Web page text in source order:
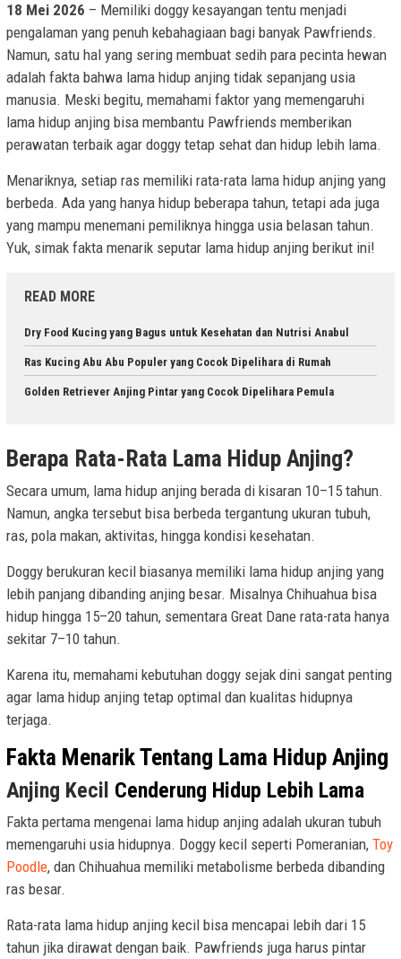
18 Mei 2026 – Memiliki doggy kesayangan tentu menjadi
pengalaman yang penuh kebahagiaan bagi banyak Pawfriends.
Namun, satu hal yang sering membuat sedih para pecinta hewan
adalah fakta bahwa lama hidup anjing tidak sepanjang usia
manusia. Meski begitu, memahami faktor yang memengaruhi
lama hidup anjing bisa membantu Pawfriends memberikan
perawatan terbaik agar doggy tetap sehat dan hidup lebih lama.
Menariknya, setiap ras memiliki rata-rata lama hidup anjing yang
berbeda. Ada yang hanya hidup beberapa tahun, tetapi ada juga
yang mampu menemani pemiliknya hingga usia belasan tahun.
Yuk, simak fakta menarik seputar lama hidup anjing berikut ini!
READ MORE
Dry Food Kucing yang Bagus untuk Kesehatan dan Nutrisi Anabul
Ras Kucing Abu Abu Populer yang Cocok Dipelihara di Rumah
Golden Retriever Anjing Pintar yang Cocok Dipelihara Pemula
Berapa Rata-Rata Lama Hidup Anjing?
Secara umum, lama hidup anjing berada di kisaran 10–15 tahun.
Namun, angka tersebut bisa berbeda tergantung ukuran tubuh,
ras, pola makan, aktivitas, hingga kondisi kesehatan.
Doggy berukuran kecil biasanya memiliki lama hidup anjing yang
lebih panjang dibanding anjing besar. Misalnya Chihuahua bisa
hidup hingga 15–20 tahun, sementara Great Dane rata-rata hanya
sekitar 7–10 tahun.
Karena itu, memahami kebutuhan doggy sejak dini sangat penting
agar lama hidup anjing tetap optimal dan kualitas hidupnya
terjaga.
Fakta Menarik Tentang Lama Hidup Anjing
Anjing Kecil Cenderung Hidup Lebih Lama
Fakta pertama mengenai lama hidup anjing adalah ukuran tubuh
memengaruhi usia hidupnya. Doggy kecil seperti Pomeranian, Toy
Poodle, dan Chihuahua memiliki metabolisme berbeda dibanding
ras besar.
Rata-rata lama hidup anjing kecil bisa mencapai lebih dari 15
tahun jika dirawat dengan baik. Pawfriends juga harus pintar